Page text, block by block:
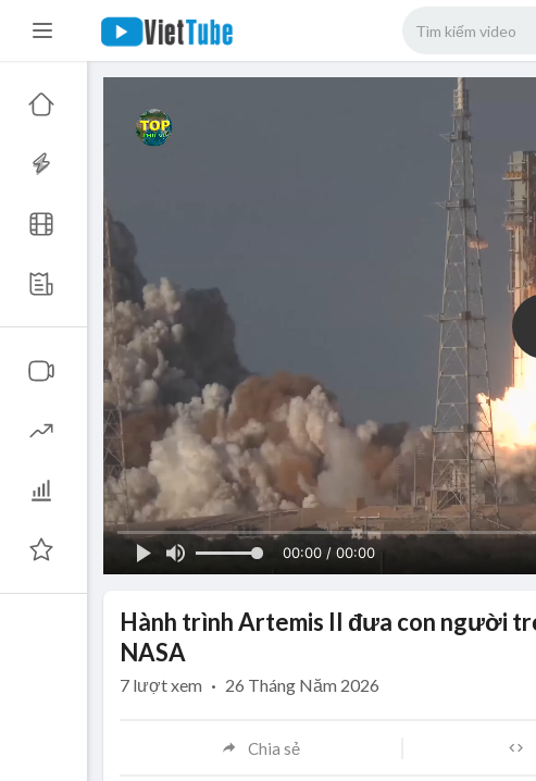
00:00 / 00:00
Hành trình Artemis II đưa con người
NASA
7 lượt xem · 26 Tháng Năm 2026
Chia sẻ